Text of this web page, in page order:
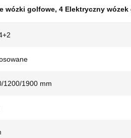
wózki golfowe, 4 Elektryczny
1200/1900 mm